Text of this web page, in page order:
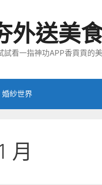
外送美
看一指神功APP香貢貢的
婚紗世界
月